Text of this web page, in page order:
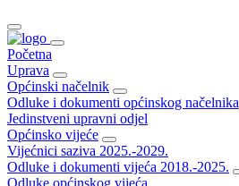
Početna
Uprava
Općinski načelnik
Odluke i dokumenti općinskog načelnika
Jedinstveni upravni odjel
Općinsko vijeće
Vijećnici saziva 2025.-2029.
Odluke i dokumenti vijeća 2018.-2025.
Odluke općinskog vijeća